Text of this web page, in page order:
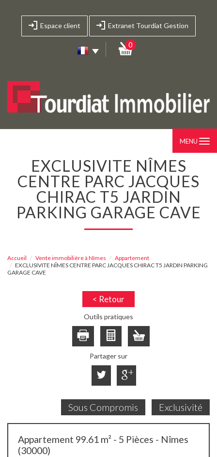
Espace client Extranet Tourdiat Gestion
0
MENU
EXCLUSIVITE NÎMES
CENTRE PARC JACQUES
CHIRAC T5 JARDIN
PARKING GARAGE CAVE
Accueil Vente immobilière à Nîmes
Appartement
EXCLUSIVITE NÎMES CENTRE PARC JACQUES CHIRAC T5 JARDIN PARKING
GARAGE CAVE
< Retour
Outils pratiques
Partager sur
Sous Compromis Exclusivité
Appartement 99.61 m² - 5 Pièces - Nîmes
(30000)